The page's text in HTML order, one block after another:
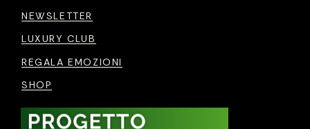
NEWSLETTER
LUXURY CLUB
REGALA EMOZIONI
SHOP